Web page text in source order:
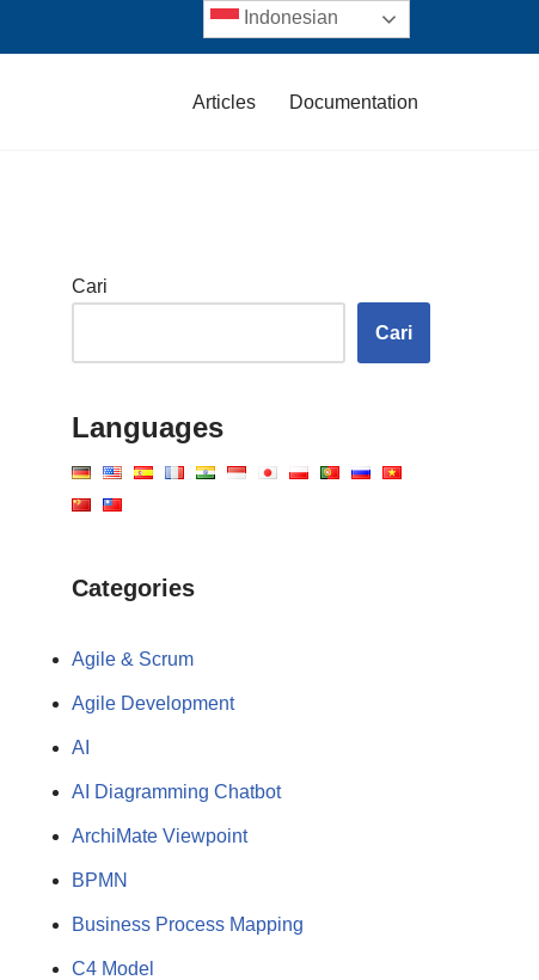
Articles Documentation
Cari
Cari
Languages
Categories
Agile & Scrum
Agile Development
AI
AI Diagramming Chatbot
ArchiMate Viewpoint
BPMN
Business Process Mapping
C4 Model
Indonesian